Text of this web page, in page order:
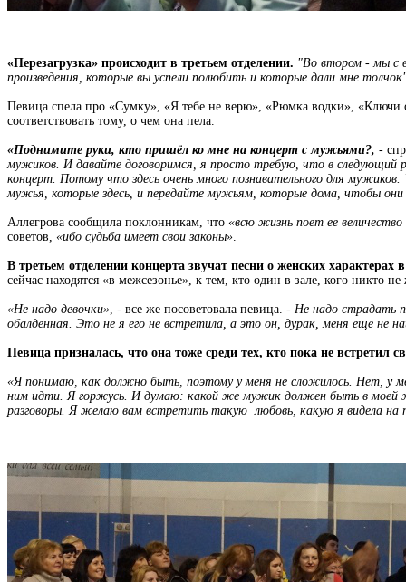
«Перезагрузка» происходит в третьем отделении. "Во втором - мы с
произведения, которые вы успели полюбить и которые дали мне
Певица спела про «Сумку», «Я тебе не верю», «Рюмка водки», «Ключи
соответствовать тому, о чем она пела.
«Поднимите руки, кто пришёл ко мне на концерт с мужьями?, -
мужиков. И давайте договоримся, я просто требую, что в следующий
концерт. Потому что здесь очень много познавательного для
мужья, которые здесь, и передайте мужьям, которые дома, чтобы они
Аллегрова сообщила поклонникам, что «всю жизнь поет ее
советов, «ибо судьба имеет свои законы»
В третьем отделении концерта звучат песни о женских
сейчас находятся «в межсезонье», к тем, кто один в зале, кого никто
«Не надо девочки» , - все же посоветовала певица. - Не надо страдать
обалденная. Это не я его не встретила, а это он, дурак, меня еще не
Певица призналась, что она тоже среди тех, кто пока не встретил
«Я понимаю, как должно быть, поэтому у меня не сложилось. Нет, у
ним идти. Я горжусь. И думаю: какой же мужик должен быть в моей
разговоры. Я желаю вам встретить такую любовь, какую я видела на